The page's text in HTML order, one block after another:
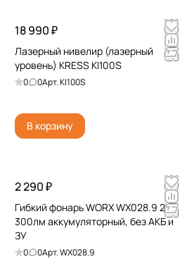
18 990 ₽
Лазерный нивелир (лазерный
уровень) KRESS KI100S
0 0Арт.KI100S
В корзину
2 290 ₽
Гибкий фонарь WORX WX028.9 20V
300лм аккумуляторный, без АКБ и
ЗУ
0 0Арт.WX028.9